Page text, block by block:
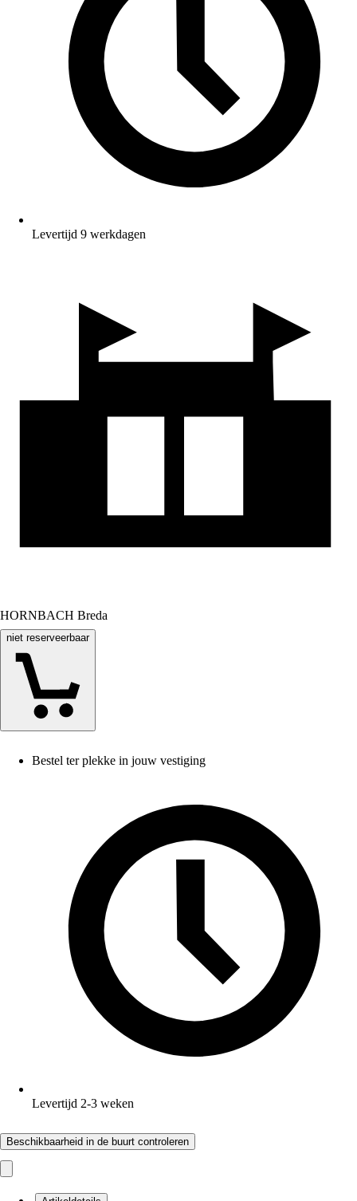
Levertijd 9 werkdagen
HORNBACH Breda
niet reserveerbaar
Bestel ter plekke in jouw vestiging
Levertijd 2-3 weken
Beschikbaarheid in de buurt controleren